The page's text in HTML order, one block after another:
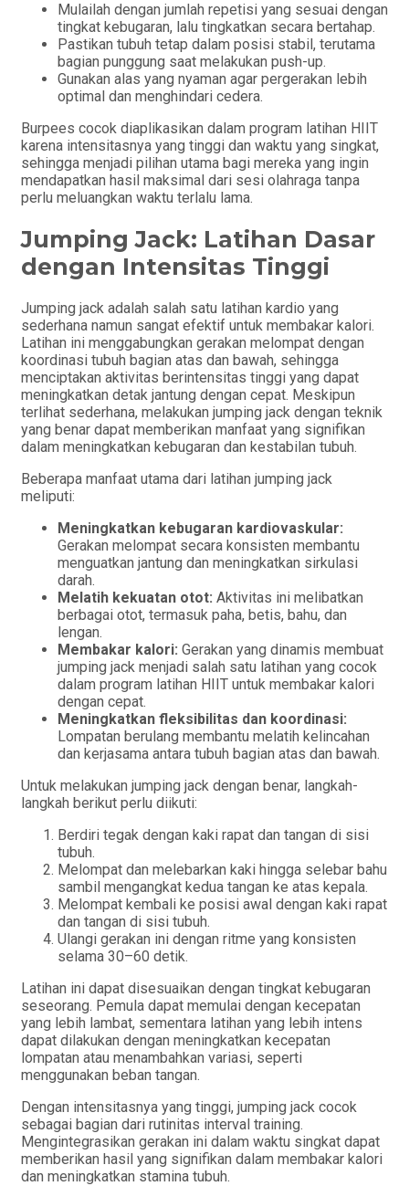
Mulailah dengan jumlah repetisi yang sesuai dengan
tingkat kebugaran, lalu tingkatkan secara bertahap.
Pastikan tubuh tetap dalam posisi stabil, terutama
bagian punggung saat melakukan push-up.
Gunakan alas yang nyaman agar pergerakan lebih
optimal dan menghindari cedera.
Burpees cocok diaplikasikan dalam program latihan HIIT
karena intensitasnya yang tinggi dan waktu yang singkat,
sehingga menjadi pilihan utama bagi mereka yang ingin
mendapatkan hasil maksimal dari sesi olahraga tanpa
perlu meluangkan waktu terlalu lama.
Jumping Jack: Latihan Dasar
dengan Intensitas Tinggi
Jumping jack adalah salah satu latihan kardio yang
sederhana namun sangat efektif untuk membakar kalori.
Latihan ini menggabungkan gerakan melompat dengan
koordinasi tubuh bagian atas dan bawah, sehingga
menciptakan aktivitas berintensitas tinggi yang dapat
meningkatkan detak jantung dengan cepat. Meskipun
terlihat sederhana, melakukan jumping jack dengan teknik
yang benar dapat memberikan manfaat yang signifikan
dalam meningkatkan kebugaran dan kestabilan tubuh.
Beberapa manfaat utama dari latihan jumping jack
meliputi:
Meningkatkan kebugaran kardiovaskular:
Gerakan melompat secara konsisten membantu
menguatkan jantung dan meningkatkan sirkulasi
darah.
Melatih kekuatan otot: Aktivitas ini melibatkan
berbagai otot, termasuk paha, betis, bahu, dan
lengan.
Membakar kalori: Gerakan yang dinamis membuat
jumping jack menjadi salah satu latihan yang cocok
dalam program latihan HIIT untuk membakar kalori
dengan cepat.
Meningkatkan fleksibilitas dan koordinasi:
Lompatan berulang membantu melatih kelincahan
dan kerjasama antara tubuh bagian atas dan bawah.
Untuk melakukan jumping jack dengan benar, langkah-
langkah berikut perlu diikuti:
Berdiri tegak dengan kaki rapat dan tangan di sisi
tubuh.
Melompat dan melebarkan kaki hingga selebar bahu
sambil mengangkat kedua tangan ke atas kepala.
Melompat kembali ke posisi awal dengan kaki rapat
dan tangan di sisi tubuh.
Ulangi gerakan ini dengan ritme yang konsisten
selama 30–60 detik.
Latihan ini dapat disesuaikan dengan tingkat kebugaran
seseorang. Pemula dapat memulai dengan kecepatan
yang lebih lambat, sementara latihan yang lebih intens
dapat dilakukan dengan meningkatkan kecepatan
lompatan atau menambahkan variasi, seperti
menggunakan beban tangan.
Dengan intensitasnya yang tinggi, jumping jack cocok
sebagai bagian dari rutinitas interval training.
Mengintegrasikan gerakan ini dalam waktu singkat dapat
memberikan hasil yang signifikan dalam membakar kalori
dan meningkatkan stamina tubuh.